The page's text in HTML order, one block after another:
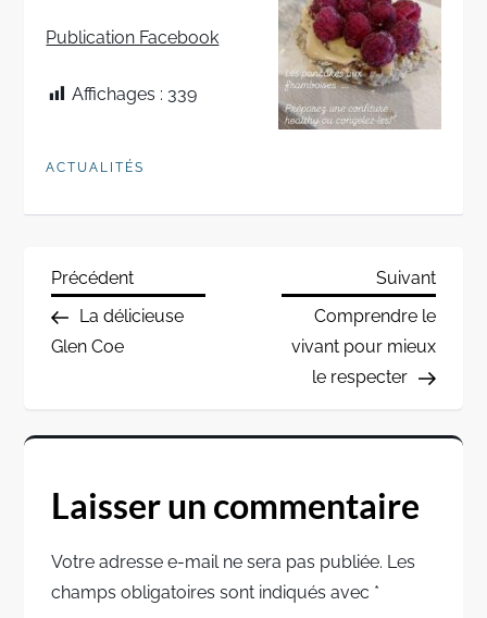
Publication Facebook
Affichages : 339
ACTUALITÉS
N
a
i
g
a
t
Previous
Post
Précédent
La délicieuse
Glen Coe
Next
Suivant
Comprendre le
vivant pour mieux
le respecter
Laisser un commentaire
Votre adresse e-mail ne sera pas publiée. Les
champs obligatoires sont indiqués avec *